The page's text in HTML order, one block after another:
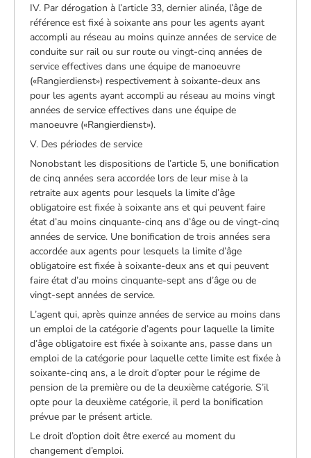
IV. Par dérogation à l’article 33, dernier alinéa, l’âge de
référence est fixé à soixante ans pour les agents ayant
accompli au réseau au moins quinze années de service de
conduite sur rail ou sur route ou vingt-cinq années de
service effectives dans une équipe de manoeuvre
(«Rangierdienst») respectivement à soixante-deux ans
pour les agents ayant accompli au réseau au moins vingt
années de service effectives dans une équipe de
manoeuvre («Rangierdienst»).
V. Des périodes de service
Nonobstant les dispositions de l’article 5, une bonification
de cinq années sera accordée lors de leur mise à la
retraite aux agents pour lesquels la limite d’âge
obligatoire est fixée à soixante ans et qui peuvent faire
état d’au moins cinquante-cinq ans d’âge ou de vingt-cinq
années de service. Une bonification de trois années sera
accordée aux agents pour lesquels la limite d’âge
obligatoire est fixée à soixante-deux ans et qui peuvent
faire état d’au moins cinquante-sept ans d’âge ou de
vingt-sept années de service.
L’agent qui, après quinze années de service au moins dans
un emploi de la catégorie d’agents pour laquelle la limite
d’âge obligatoire est fixée à soixante ans, passe dans un
emploi de la catégorie pour laquelle cette limite est fixée à
soixante-cinq ans, a le droit d’opter pour le régime de
pension de la première ou de la deuxième catégorie. S’il
opte pour la deuxième catégorie, il perd la bonification
prévue par le présent article.
Le droit d’option doit être exercé au moment du
changement d’emploi.